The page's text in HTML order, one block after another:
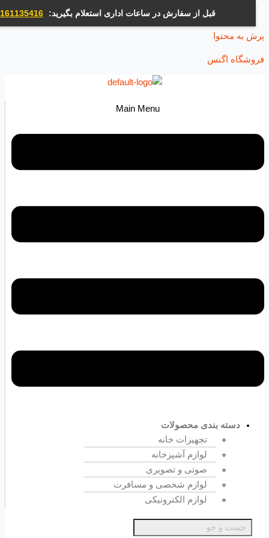
قبل از سفارش در ساعات اداری استعلام بگیرید: 09161135416
محتوا
اگنس
Main Menu
دسته بندی محصولات
تجهیزات خانه
لوازم آشپزخانه
صوتی و تصویری
لوازم شخصی و مسافرت
لوازم الکترونیکی